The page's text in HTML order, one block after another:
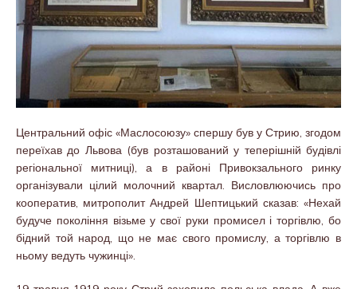
Центральний офіс «Маслосоюзу» спершу був у Стрию, згодом
переїхав до Львова (був розташований у теперішній будівлі
регіональної митниці), а в районі Привокзального ринку
організували цілий молочний квартал. Висловлюючись про
кооператив, митрополит Андрей Шептицький сказав: «Нехай
будуче покоління візьме у свої руки промисел і торгівлю, бо
бідний той народ, що не має свого промислу, а торгівлю в
ньому ведуть чужинці».